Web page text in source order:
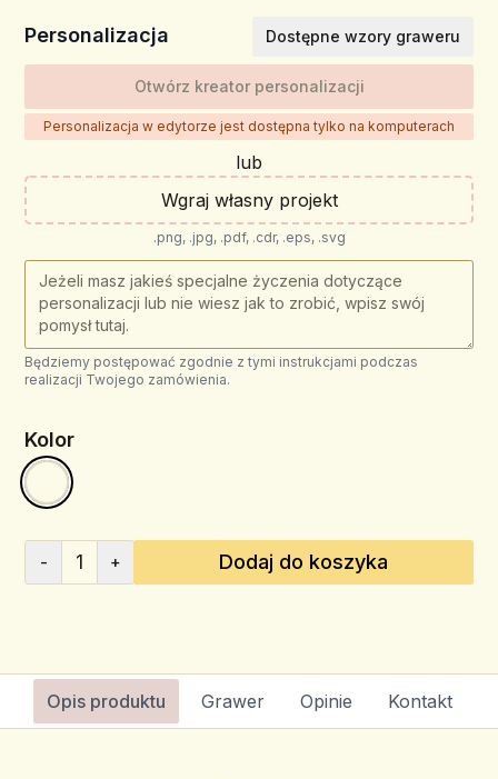
Personalizacja Dostępne wzory graweru
Otwórz kreator personalizacji
Personalizacja w edytorze jest dostępna tylko na komputerach
lub
Wgraj własny projekt
.png, .jpg, .pdf, .cdr, .eps, .svg
Będziemy postępować zgodnie z tymi instrukcjami podczas
realizacji Twojego zamówienia.
Kolor
- 1 + Dodaj do koszyka
Opis produktu Grawer Opinie Kontakt